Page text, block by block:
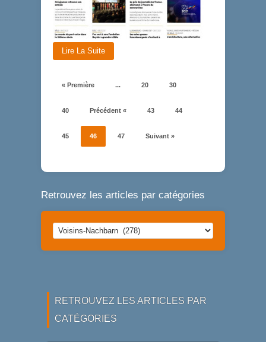
Lire La Suite
« Première ... 20 30
40 Précédent « 43 44
45 46 47 Suivant »
Retrouvez les articles par catégories
Retrouvez
les
articles
RETROUVEZ LES ARTICLES PAR
CATÉGORIES